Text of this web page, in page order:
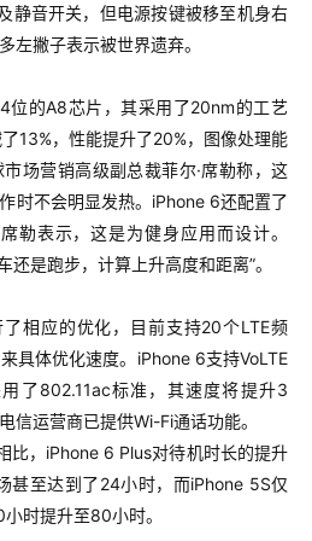
静音开关，但电源按键被移至机身右
左撇子表示被世界遗弃。
位的A8芯片，其采用了20nm的工艺
13%，性能提升了20%，图像处理能
场营销高级副总裁菲尔·席勒称，这
时不会明显发热。 iPhone 6还配置了
勒表示，这是为健身应用而设计。
是跑步，计算上升高度和距离”。
相应的优化，目前支持20个LTE频
具体优化速度。iPhone 6支持VoLTE
了802.11ac标准，其速度将提升3
信运营商已提供Wi-Fi通话功能。
比，iPhone 6 Plus对待机时长的提升
甚至达到了24小时，而iPhone 5S仅
时提升至80小时。